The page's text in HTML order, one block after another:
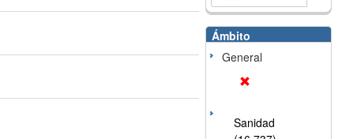
Ámbito
General
Sanidad